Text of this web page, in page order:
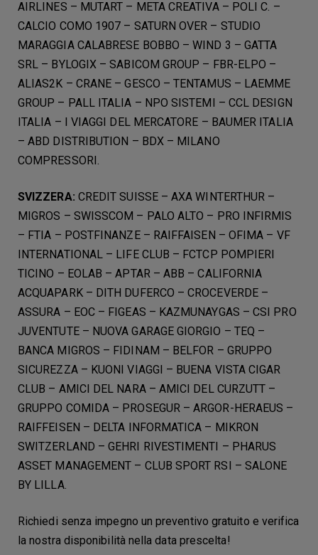
AIRLINES – MUTART – META CREATIVA – POLI C. –
CALCIO COMO 1907 – SATURN OVER – STUDIO
MARAGGIA CALABRESE BOBBO – WIND 3 – GATTA
SRL – BYLOGIX – SABICOM GROUP – FBR-ELPO –
ALIAS2K – CRANE – GESCO – TENTAMUS – LAEMME
GROUP – PALL ITALIA – NPO SISTEMI – CCL DESIGN
ITALIA – I VIAGGI DEL MERCATORE – BAUMER ITALIA
– ABD DISTRIBUTION – BDX – MILANO
COMPRESSORI.
SVIZZERA: CREDIT SUISSE – AXA WINTERTHUR –
MIGROS – SWISSCOM – PALO ALTO – PRO INFIRMIS
– FTIA – POSTFINANZE – RAIFFAISEN – OFIMA – VF
INTERNATIONAL – LIFE CLUB – FCTCP POMPIERI
TICINO – EOLAB – APTAR – ABB – CALIFORNIA
ACQUAPARK – DITH DUFERCO – CROCEVERDE –
ASSURA – EOC – FIGEAS – KAZMUNAYGAS – CSI PRO
JUVENTUTE – NUOVA GARAGE GIORGIO – TEQ –
BANCA MIGROS – FIDINAM – BELFOR – GRUPPO
SICUREZZA – KUONI VIAGGI – BUENA VISTA CIGAR
CLUB – AMICI DEL NARA – AMICI DEL CURZUTT –
GRUPPO COMIDA – PROSEGUR – ARGOR-HERAEUS –
RAIFFEISEN – DELTA INFORMATICA – MIKRON
SWITZERLAND – GEHRI RIVESTIMENTI – PHARUS
ASSET MANAGEMENT – CLUB SPORT RSI – SALONE
BY LILLA.
Richiedi senza impegno un preventivo gratuito e verifica
la nostra disponibilità nella data prescelta!